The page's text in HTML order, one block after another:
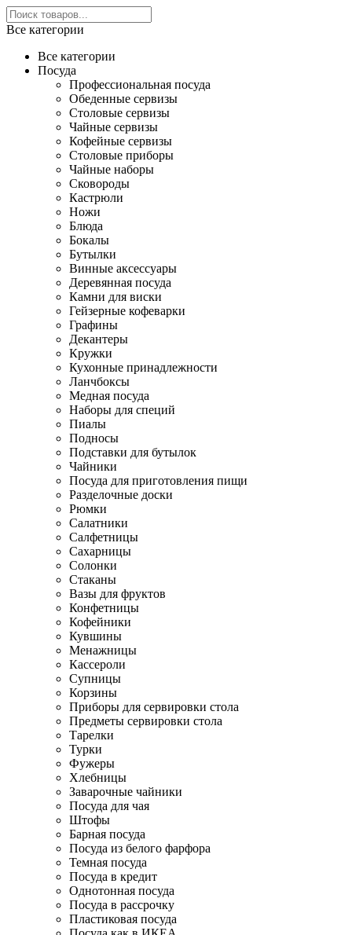
Все категории
Все категории
Посуда
Профессиональная посуда
Обеденные сервизы
Столовые сервизы
Чайные сервизы
Кофейные сервизы
Столовые приборы
Чайные наборы
Сковороды
Кастрюли
Ножи
Блюда
Бокалы
Бутылки
Винные аксессуары
Деревянная посуда
Камни для виски
Гейзерные кофеварки
Графины
Декантеры
Кружки
Кухонные принадлежности
Ланчбоксы
Медная посуда
Наборы для специй
Пиалы
Подносы
Подставки для бутылок
Чайники
Посуда для приготовления пищи
Разделочные доски
Рюмки
Салатники
Салфетницы
Сахарницы
Солонки
Стаканы
Вазы для фруктов
Конфетницы
Кофейники
Кувшины
Менажницы
Кассероли
Супницы
Корзины
Приборы для сервировки стола
Предметы сервировки стола
Тарелки
Турки
Фужеры
Хлебницы
Заварочные чайники
Посуда для чая
Штофы
Барная посуда
Посуда из белого фарфора
Темная посуда
Посуда в кредит
Однотонная посуда
Посуда в рассрочку
Пластиковая посуда